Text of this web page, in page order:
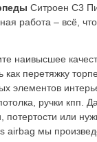
Ситроен С3
работа – всё,
наивысшее
как перетяжку
элементов
ручки кпп.
или
airbag мы